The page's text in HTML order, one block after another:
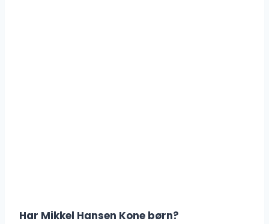
Har Mikkel Hansen Kone børn?